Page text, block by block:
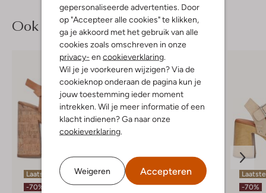
gepersonaliseerde advertenties. Door
op "Accepteer alle cookies" te klikken,
ga je akkoord met het gebruik van alle
cookies zoals omschreven in onze
privacy- en cookieverklaring.
Wil je je voorkeuren wijzigen? Via de
cookieknop onderaan de pagina kun je
jouw toestemming ieder moment
intrekken. Wil je meer informatie of een
klacht indienen? Ga naar onze
cookieverklaring.
Weigeren Accepteren
Ook iets voor jou?
Laatste maten
-70%
-70%
-70%